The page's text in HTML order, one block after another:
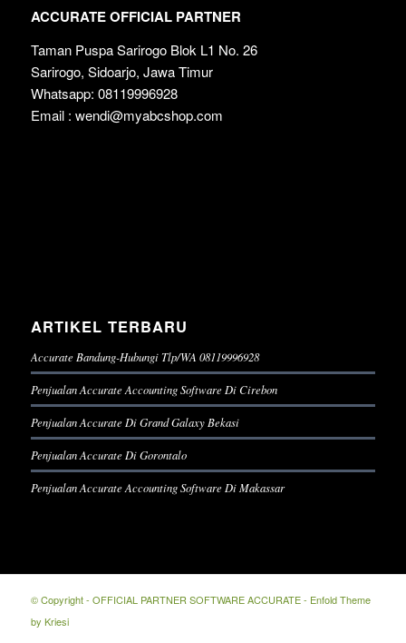
ACCURATE OFFICIAL PARTNER
Taman Puspa Sarirogo Blok L1 No. 26
Sarirogo, Sidoarjo, Jawa Timur
Whatsapp: 08119996928
Email : wendi@myabcshop.com
ARTIKEL TERBARU
Accurate Bandung-Hubungi Tlp/WA 08119996928
Penjualan Accurate Accounting Software Di Cirebon
Penjualan Accurate Di Grand Galaxy Bekasi
Penjualan Accurate Di Gorontalo
Penjualan Accurate Accounting Software Di Makassar
© Copyright - OFFICIAL PARTNER SOFTWARE ACCURATE- Enfold Theme
by Kriesi